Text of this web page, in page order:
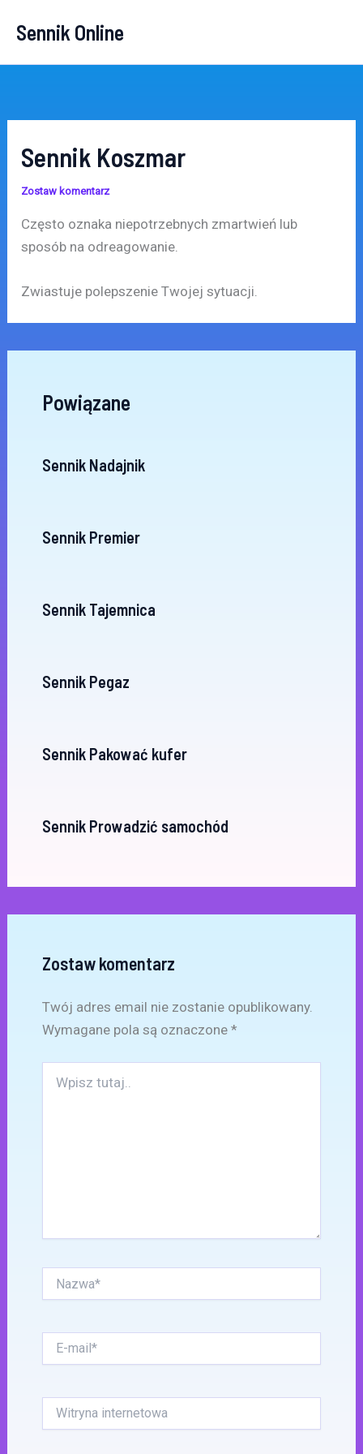
Sennik Online
Sennik Koszmar
Zostaw komentarz
Często oznaka niepotrzebnych zmartwień lub
sposób na odreagowanie.
Zwiastuje polepszenie Twojej sytuacji.
Powiązane
Sennik Nadajnik
Sennik Premier
Sennik Tajemnica
Sennik Pegaz
Sennik Pakować kufer
Sennik Prowadzić samochód
Zostaw komentarz
Twój adres email nie zostanie opublikowany.
Wymagane pola są oznaczone *
tutaj..
mail*
internetowa